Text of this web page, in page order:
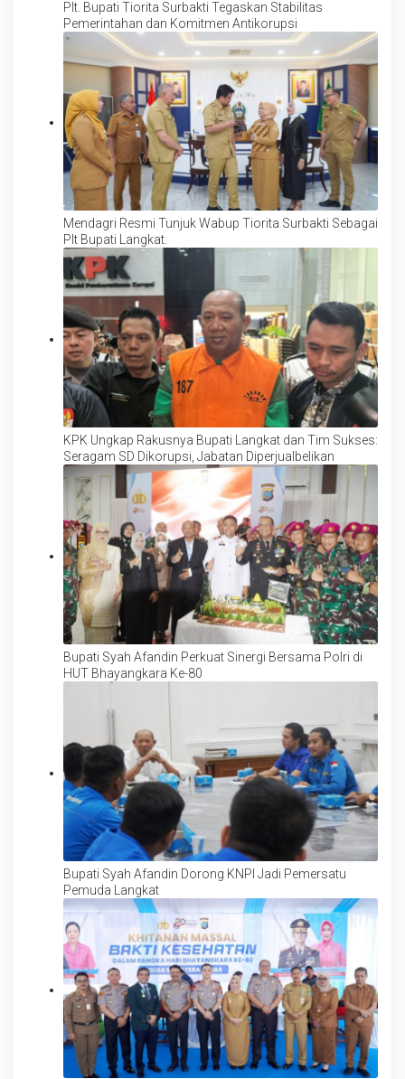
Plt. Bupati Tiorita Surbakti Tegaskan Stabilitas
Pemerintahan dan Komitmen Antikorupsi
Mendagri Resmi Tunjuk Wabup Tiorita Surbakti Sebagai
Plt Bupati Langkat.
KPK Ungkap Rakusnya Bupati Langkat dan Tim Sukses:
Seragam SD Dikorupsi, Jabatan Diperjualbelikan
Bupati Syah Afandin Perkuat Sinergi Bersama Polri di
HUT Bhayangkara Ke-80
Bupati Syah Afandin Dorong KNPI Jadi Pemersatu
Pemuda Langkat